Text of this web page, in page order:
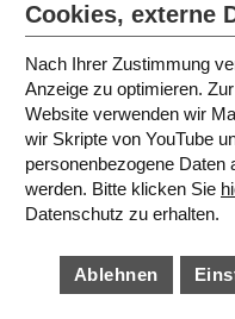
Cookies, externe
Nach Ihrer Zustimmung
Anzeige zu optimieren.
Website verwenden wir
wir Skripte von YouTube
personenbezogene Daten
werden. Bitte klicken Sie
Datenschutz zu erhalten.
Ablehnen